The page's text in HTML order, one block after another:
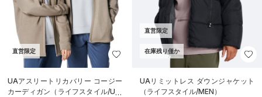
直営限定
UAアスリートリカバリー コージー
カーディガン（ライフスタイル/UNI
直営限定
在庫残り僅か
UAリミットレス ダウンジャケット
（ライフスタイル/MEN）